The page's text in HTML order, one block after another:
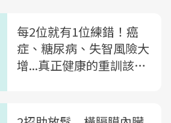
每2位就有1位練錯！癌
症、糖尿病、失智風險大
增...真正健康的重訓該怎